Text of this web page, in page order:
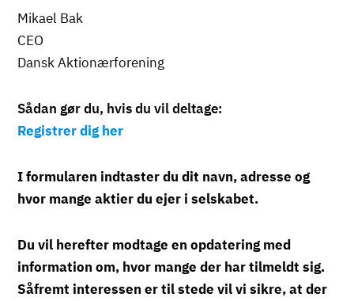
Mikael Bak
CEO
Dansk Aktionærforening
Sådan gør du, hvis du vil deltage:
Registrer dig her
I formularen indtaster du dit navn, adresse og
hvor mange aktier du ejer i selskabet.
Du vil herefter modtage en opdatering med
information om, hvor mange der har tilmeldt sig.
Såfremt interessen er til stede vil vi sikre, at der